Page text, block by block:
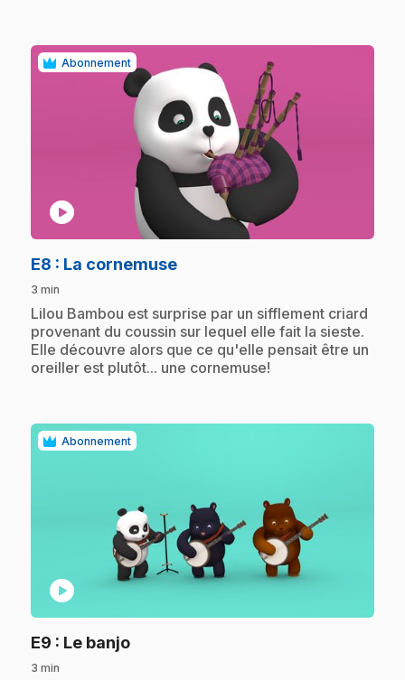
Abonnement
play_circle
E8 : La cornemuse.
3 min
.Lilou Bambou est surprise par un sifflement criard
provenant du coussin sur lequel elle fait la sieste.
Elle découvre alors que ce qu'elle pensait être un
oreiller est plutôt... une cornemuse!
Abonnement
play_circle
E9 : Le banjo.
3 min